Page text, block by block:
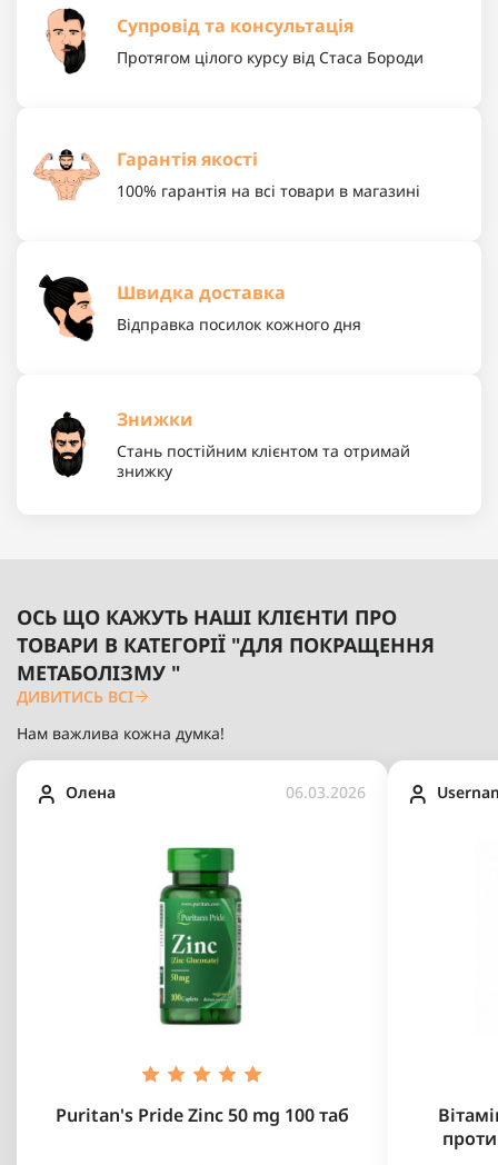
Супровід та консультація
Протягом цілого курсу від Стаса Бороди
Гарантія якості
100% гарантія на всі товари в магазині
Швидка доставка
Відправка посилок кожного дня
Знижки
Стань постійним клієнтом та отримай
знижку
ОСЬ ЩО КАЖУТЬ НАШІ КЛІЄНТИ ПРО
ТОВАРИ В КАТЕГОРІЇ "ДЛЯ ПОКРАЩЕННЯ
МЕТАБОЛІЗМУ "
ДИВИТИСЬ ВСІ
Нам важлива кожна думка!
Олена 06.03.2026
Puritan's Pride Zinc 50 mg 100 таб